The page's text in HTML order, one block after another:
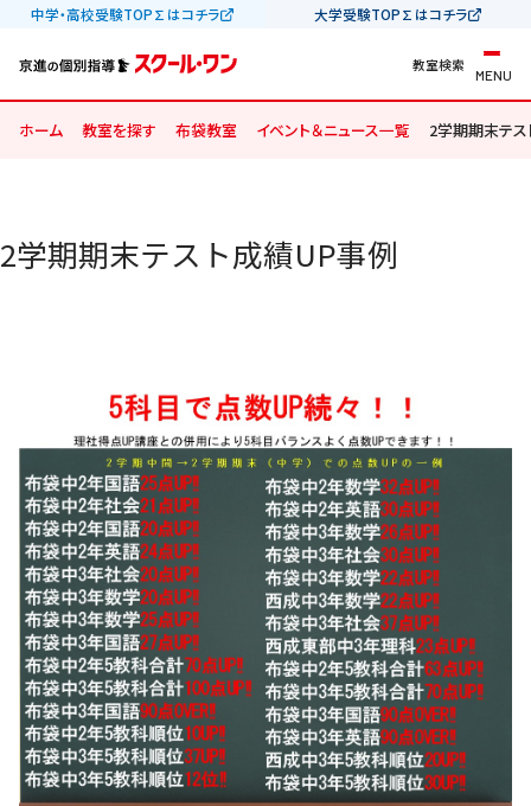
中学・高校受験TOP∑はコチラ 大学受験TOP∑はコチラ
教室検索
MENU
ホーム 教室を探す 布袋教室 イベント＆ニュース一覧 2学期期末テ
2学期期末テスト成績UP事例